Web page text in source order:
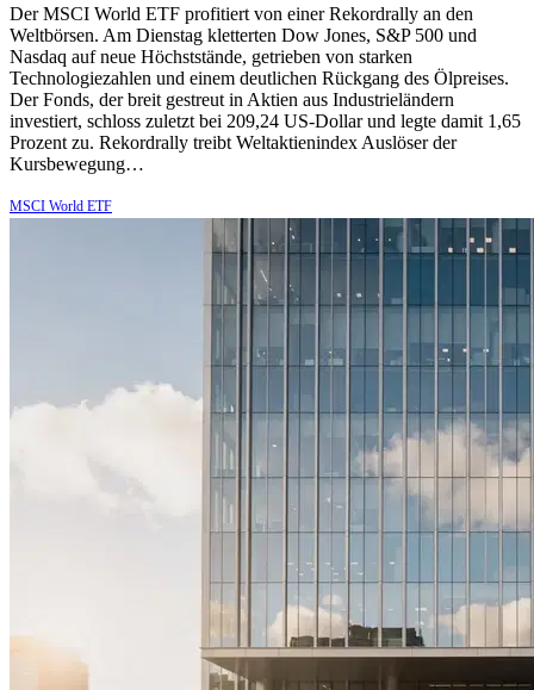
Der MSCI World ETF profitiert von einer Rekordrally an den
Weltbörsen. Am Dienstag kletterten Dow Jones, S&P 500 und
Nasdaq auf neue Höchststände, getrieben von starken
Technologiezahlen und einem deutlichen Rückgang des Ölpreises.
Der Fonds, der breit gestreut in Aktien aus Industrieländern
investiert, schloss zuletzt bei 209,24 US-Dollar und legte damit 1,65
Prozent zu. Rekordrally treibt Weltaktienindex Auslöser der
Kursbewegung…
MSCI World ETF